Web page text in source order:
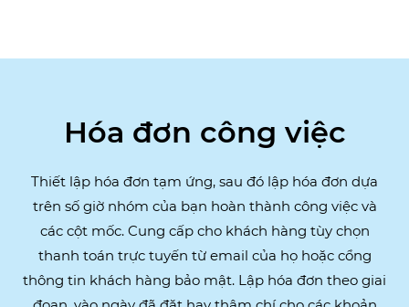
Hóa đơn công việc
Thiết lập hóa đơn tạm ứng, sau đó lập hóa đơn dựa
trên số giờ nhóm của bạn hoàn thành công việc và
các cột mốc. Cung cấp cho khách hàng tùy chọn
thanh toán trực tuyến từ email của họ hoặc cổng
thông tin khách hàng bảo mật. Lập hóa đơn theo giai